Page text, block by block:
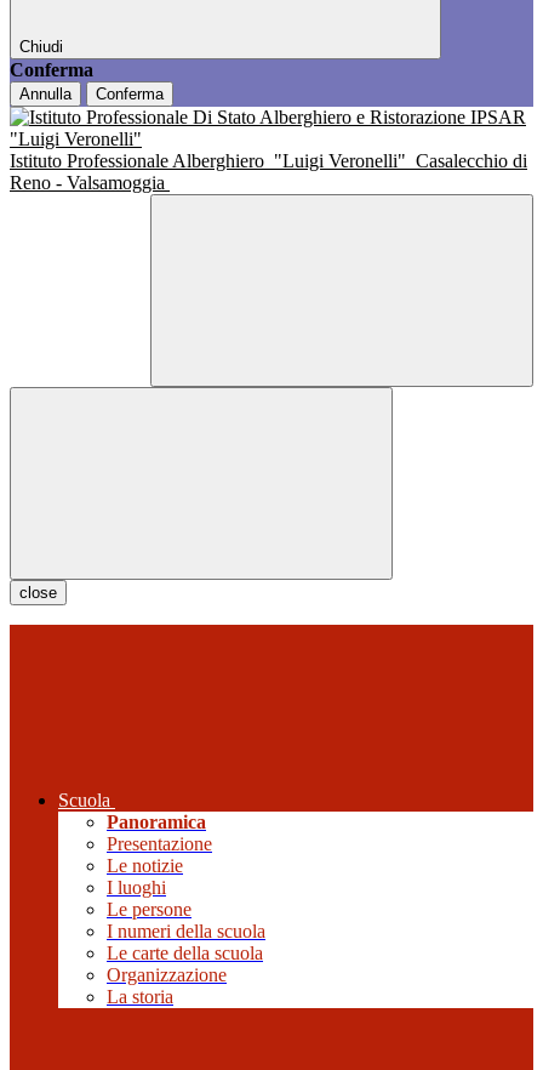
Chiudi
Conferma
Annulla Conferma
Istituto Professionale Alberghiero "Luigi Veronelli" Casalecchio di
Reno - Valsamoggia
close
Scuola
Panoramica
Presentazione
Le notizie
I luoghi
Le persone
I numeri della scuola
Le carte della scuola
Organizzazione
La storia